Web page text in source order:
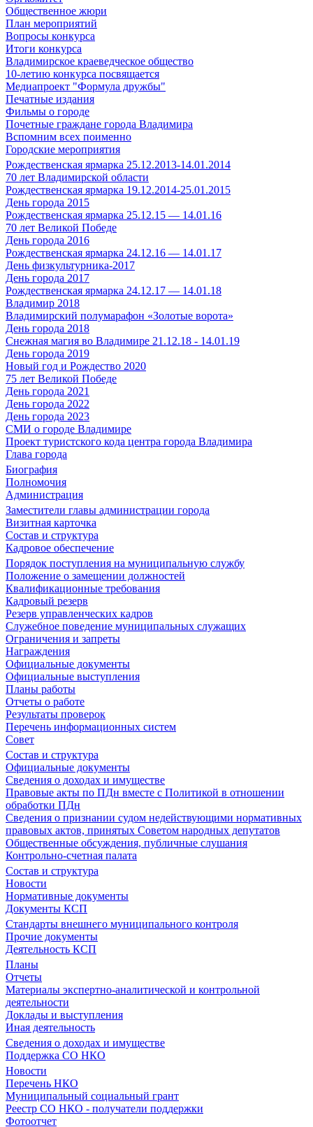
Общественное жюри
План мероприятий
Вопросы конкурса
Итоги конкурса
Владимирское краеведческое общество
10-летию конкурса посвящается
Медиапроект "Формула дружбы"
Печатные издания
Фильмы о городе
Почетные граждане города Владимира
Вспомним всех поименно
Городские мероприятия
Рождественская ярмарка 25.12.2013-14.01.2014
70 лет Владимирской области
Рождественская ярмарка 19.12.2014-25.01.2015
День города 2015
Рождественская ярмарка 25.12.15 — 14.01.16
70 лет Великой Победе
День города 2016
Рождественская ярмарка 24.12.16 — 14.01.17
День физкультурника-2017
День города 2017
Рождественская ярмарка 24.12.17 — 14.01.18
Владимир 2018
Владимирский полумарафон «Золотые ворота»
День города 2018
Снежная магия во Владимире 21.12.18 - 14.01.19
День города 2019
Новый год и Рождество 2020
75 лет Великой Победе
День города 2021
День города 2022
День города 2023
СМИ о городе Владимире
Проект туристского кода центра города Владимира
Глава города
Биография
Полномочия
Администрация
Заместители главы администрации города
Визитная карточка
Состав и структура
Кадровое обеспечение
Порядок поступления на муниципальную службу
Положение о замещении должностей
Квалификационные требования
Кадровый резерв
Резерв управленческих кадров
Служебное поведение муниципальных служащих
Ограничения и запреты
Награждения
Официальные документы
Официальные выступления
Планы работы
Отчеты о работе
Результаты проверок
Перечень информационных систем
Совет
Состав и структура
Официальные документы
Сведения о доходах и имуществе
Правовые акты по ПДн вместе с Политикой в отношении
обработки ПДн
Сведения о признании судом недействующими нормативных
правовых актов, принятых Советом народных депутатов
Общественные обсуждения, публичные слушания
Контрольно-счетная палата
Состав и структура
Новости
Нормативные документы
Документы КСП
Стандарты внешнего муниципального контроля
Прочие документы
Деятельность КСП
Планы
Отчеты
Материалы экспертно-аналитической и контрольной
деятельности
Доклады и выступления
Иная деятельность
Сведения о доходах и имуществе
Поддержка СО НКО
Новости
Перечень НКО
Муниципальный социальный грант
Реестр СО НКО - получатели поддержки
Фотоотчет